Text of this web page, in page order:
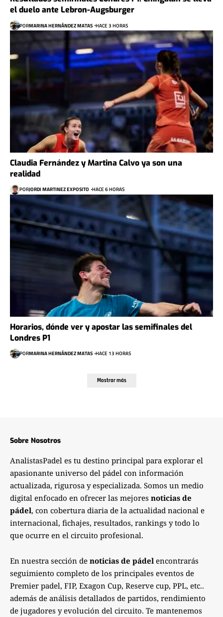
el duelo ante Lebron-Augsburger
PORMARINA HERNÁNDEZ MATAS HACE 3 HORAS
Claudia Fernández y Martina Calvo ya son una
realidad
PORJORDI MARTINEZ EXPOSITO HACE 6 HORAS
Horarios, dónde ver y apostar las semifinales del
Londres P1
PORMARINA HERNÁNDEZ MATAS HACE 13 HORAS
Mostrar más
Sobre Nosotros
AnalistasPadel es tu destino principal para explorar el
apasionante universo del pádel con información
actualizada, rigurosa y especializada. Somos un medio
digital enfocado en ofrecer las mejores noticias de
pádel, con cobertura diaria de la actualidad nacional e
internacional, fichajes, resultados, rankings y todo lo
que ocurre en el circuito profesional.
En nuestra sección de noticias de pádel encontrarás
seguimiento completo de los principales eventos de
Premier padel, FIP, Exagon Cup, Reserve cup, PPL, etc..
además de análisis detallados de partidos, rendimiento
de jugadores y evolución del circuito. Te mantenemos